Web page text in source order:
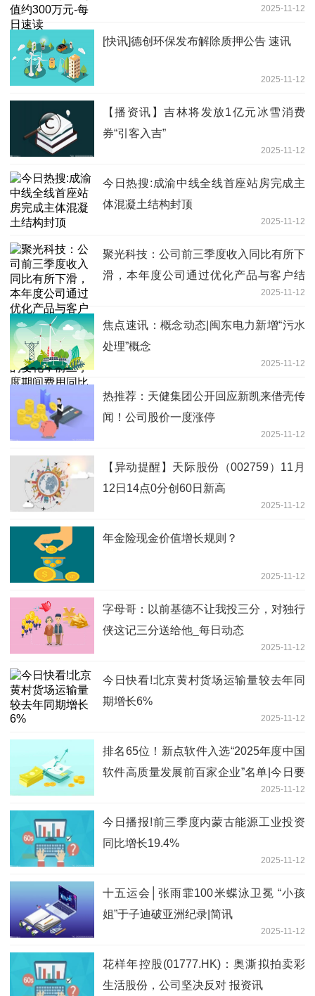
2025-11-12
[快讯]德创环保发布解除质押公告 速讯
2025-11-12
【播资讯】吉林将发放1亿元冰雪消费
券“引客入吉”
2025-11-12
今日热搜:成渝中线全线首座站房完成主
体混凝土结构封顶
2025-11-12
聚光科技：公司前三季度收入同比有所下
滑，本年度公司通过优化产品与客户结
构、精准费用管控及提升运营效率以应对
市场的变化，前三季度期间费用同比均有
下降_焦点速讯
2025-11-12
焦点速讯：概念动态|闽东电力新增“污水
处理”概念
2025-11-12
热推荐：天健集团公开回应新凯来借壳传
闻！公司股价一度涨停
2025-11-12
【异动提醒】天际股份（002759）11月
12日14点0分创60日新高
2025-11-12
年金险现金价值增长规则？
2025-11-12
字母哥：以前基德不让我投三分，对独行
侠这记三分送给他_每日动态
2025-11-12
今日快看!北京黄村货场运输量较去年同
期增长6%
2025-11-12
排名65位！新点软件入选“2025年度中国
软件高质量发展前百家企业”名单|今日要
2025-11-12
今日播报!前三季度内蒙古能源工业投资
同比增长19.4%
2025-11-12
十五运会│张雨霏100米蝶泳卫冕 “小孩
姐”于子迪破亚洲纪录|简讯
2025-11-12
花样年控股(01777.HK)：奥澌拟拍卖彩
生活股份，公司坚决反对 报资讯